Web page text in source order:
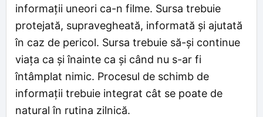
informații uneori ca-n filme. Sursa trebuie
protejată, supravegheată, informată și ajutată
în caz de pericol. Sursa trebuie să-și continue
viața ca și înainte ca și când nu s-ar fi
întâmplat nimic. Procesul de schimb de
informații trebuie integrat cât se poate de
natural în rutina zilnică.